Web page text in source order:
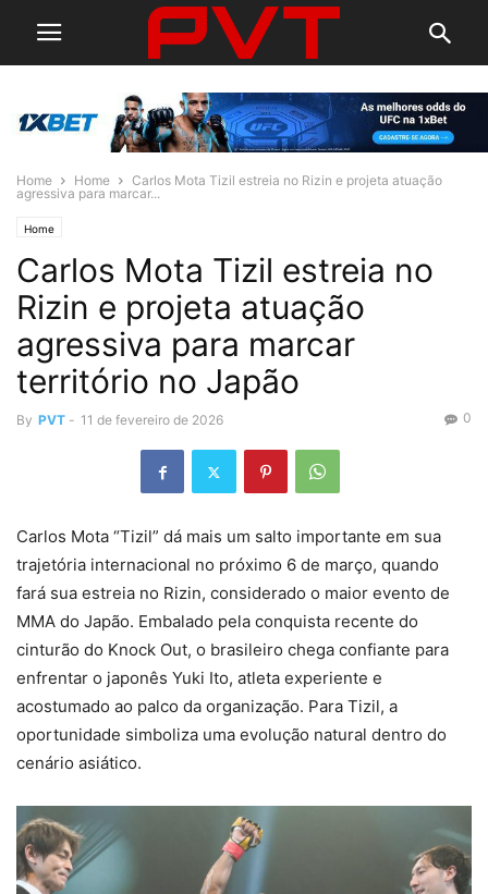
Home Home
Carlos Mota Tizil estreia no Rizin e projeta atuação
agressiva para marcar...
Home
Carlos Mota Tizil estreia no
Rizin e projeta atuação
agressiva para marcar
território no Japão
By PVT - 11 de fevereiro de 2026 0
Carlos Mota “Tizil” dá mais um salto importante em sua
trajetória internacional no próximo 6 de março, quando
fará sua estreia no Rizin, considerado o maior evento de
MMA do Japão. Embalado pela conquista recente do
cinturão do Knock Out, o brasileiro chega confiante para
enfrentar o japonês Yuki Ito, atleta experiente e
acostumado ao palco da organização. Para Tizil, a
oportunidade simboliza uma evolução natural dentro do
cenário asiático.